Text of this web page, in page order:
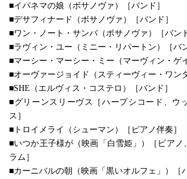
■イパネマの娘（ボサノヴァ）［バンド］
■デサフィナード（ボサノヴァ）［バンド］
■ワン・ノート・サンバ（ボサノヴァ）［バン
■ラヴィン・ユー（ミニー・リパートン）［バ
■マーシー・マーシー・ミー（マーヴィン・ゲ
■オーヴァージョイド（スティーヴィー・ワン
■SHE（エルヴィス・コステロ）［バンド］
■グリーンスリーヴス［ハープシコード、ウ
ス］
■トロイメライ（シューマン）［ピアノ伴奏］
■いつか王子様が（映画「白雪姫」）［ピアノ
ラム］
■カーニバルの朝（映画「黒いオルフェ」）［